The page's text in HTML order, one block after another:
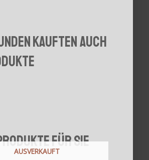
kauften auch
für Sie
AUSVERKAUFT